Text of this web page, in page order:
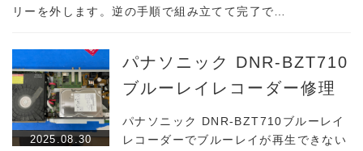
リーを外します。逆の手順で組み立てて完了で…
2025.08.30
パナソニック DNR-BZT710
ブルーレイレコーダー修理
パナソニック DNR-BZT710ブルーレイ
レコーダーでブルーレイが再生できない